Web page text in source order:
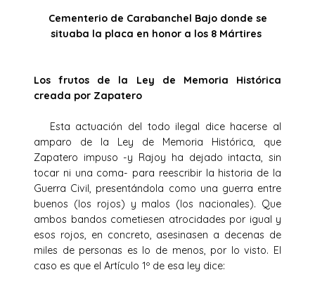
Cementerio de Carabanchel Bajo donde se
situaba la placa en honor a los 8 Mártires
Los frutos de la Ley de Memoria Histórica
creada por Zapatero
Esta actuación del todo ilegal dice hacerse al
amparo de la Ley de Memoria Histórica, que
Zapatero impuso -y Rajoy ha dejado intacta, sin
tocar ni una coma- para reescribir la historia de la
Guerra Civil, presentándola como una guerra entre
buenos (los rojos) y malos (los nacionales). Que
ambos bandos cometiesen atrocidades por igual y
esos rojos, en concreto, asesinasen a decenas de
miles de personas es lo de menos, por lo visto. El
caso es que el Artículo 1º de esa ley dice: